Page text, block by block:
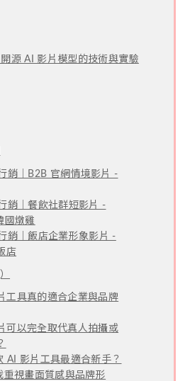
源 AI 影片模型的技術與實驗
銷｜B2B 官網情境影片 -
銷｜餐飲社群短影片 -
國燉雞
銷｜飯店企業形象影片 -
店
工具真的適合企業與品牌
可以完全取代真人拍攝或
AI 影片工具最適合新手？
重視畫面質感與品牌形